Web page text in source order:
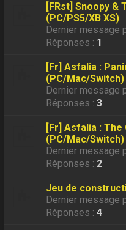
[FRst] Snoopy
(PC/PS5/XB XS)
Dernier message
Réponses : 1
[Fr] Asfalia :
(PC/Mac/Switch)
Dernier message
Réponses :3
[Fr] Asfalia :
(PC/Mac/Switch)
Dernier message
Réponses : 2
Jeu de
Dernier message
Réponses :4